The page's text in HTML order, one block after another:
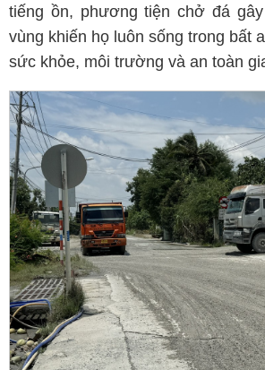
tiếng ồn, phương tiện chở đá
vùng khiến họ luôn sống trong bất
sức khỏe, môi trường và an toàn